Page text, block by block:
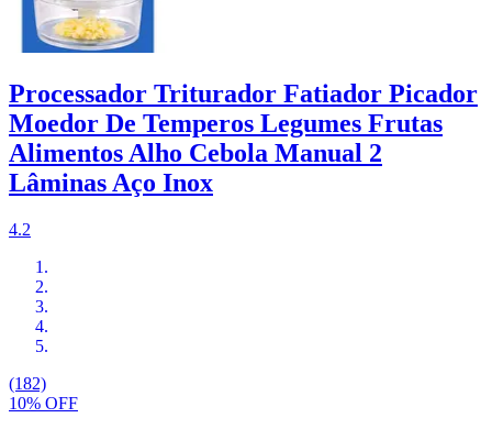
Processador Triturador Fatiador Picador
Moedor De Temperos Legumes Frutas
Alimentos Alho Cebola Manual 2
Lâminas Aço Inox
4.2
(182)
10% OFF